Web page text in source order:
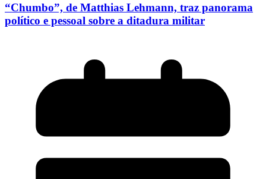
“Chumbo”, de Matthias Lehmann, traz panorama
político e pessoal sobre a ditadura militar